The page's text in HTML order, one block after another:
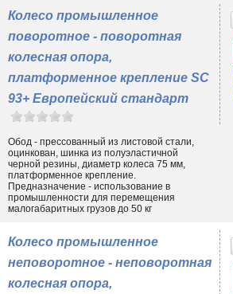
Колесо промышленное
поворотное - поворотная
колесная опора,
платформенное крепление SC
93+ Европейский стандарт
Обод - прессованный из листовой стали,
оцинкован, шинка из полуэластичной
черной резины, диаметр колеса 75 мм,
платформенное крепление.
Предназначение - использование в
промышленности для перемещения
малогабаритных грузов до 50 кг
Колесо промышленное
неповоротное - неповоротная
колесная опора,